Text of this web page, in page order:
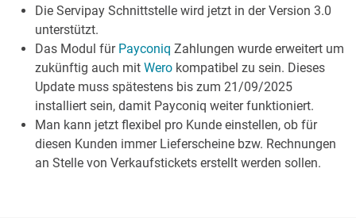
Die Servipay Schnittstelle wird jetzt in der Version 3.0
unterstützt.
Das Modul für Payconiq Zahlungen wurde erweitert um
zukünftig auch mit Wero kompatibel zu sein. Dieses
Update muss spätestens bis zum 21/09/2025
installiert sein, damit Payconiq weiter funktioniert.
Man kann jetzt flexibel pro Kunde einstellen, ob für
diesen Kunden immer Lieferscheine bzw. Rechnungen
an Stelle von Verkaufstickets erstellt werden sollen.